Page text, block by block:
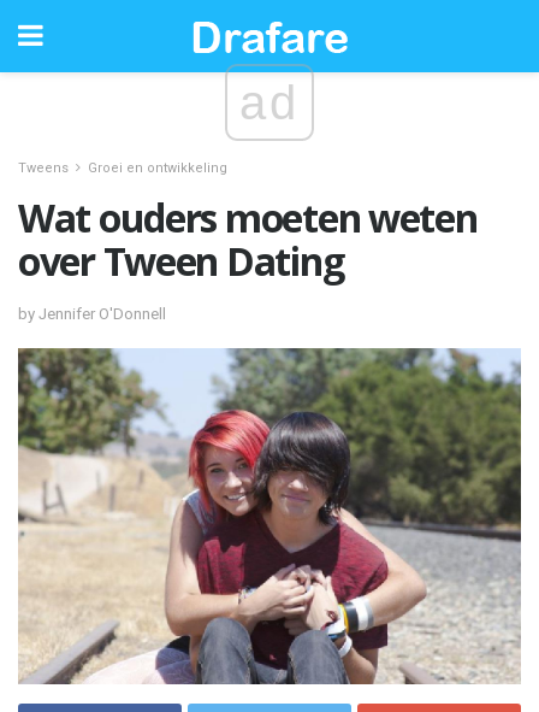
ad
Tweens Groei en ontwikkeling
Wat ouders moeten weten
over Tween Dating
by Jennifer O'Donnell